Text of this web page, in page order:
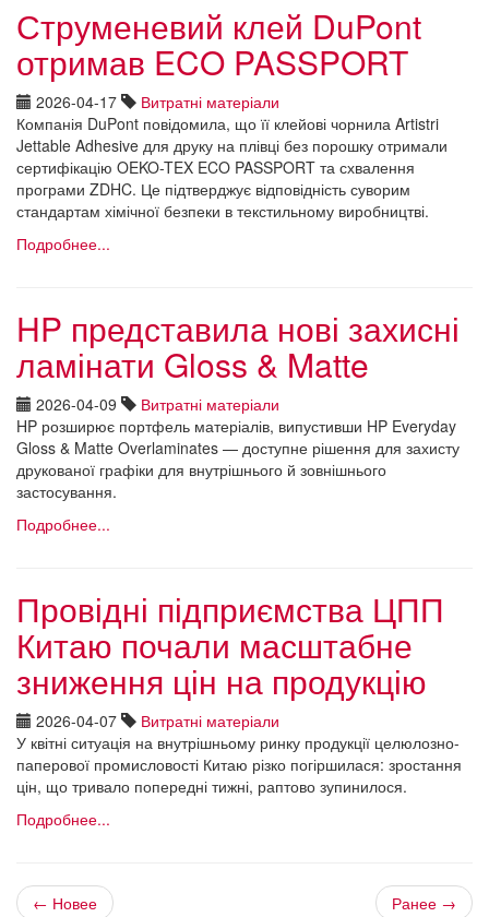
Струменевий клей DuPont
отримав ECO PASSPORT
2026-04-17
Витратні матеріали
Компанія DuPont повідомила, що її клейові чорнила Artistri
Jettable Adhesive для друку на плівці без порошку отримали
сертифікацію OEKO-TEX ECO PASSPORT та схвалення
програми ZDHC. Це підтверджує відповідність суворим
стандартам хімічної безпеки в текстильному виробництві.
Подробнее...
HP представила нові захисні
ламінати Gloss & Matte
2026-04-09
Витратні матеріали
HP розширює портфель матеріалів, випустивши HP Everyday
Gloss & Matte Overlaminates — доступне рішення для захисту
друкованої графіки для внутрішнього й зовнішнього
застосування.
Подробнее...
Провідні підприємства ЦПП
Китаю почали масштабне
зниження цін на продукцію
2026-04-07
Витратні матеріали
У квітні ситуація на внутрішньому ринку продукції целюлозно-
паперової промисловості Китаю різко погіршилася: зростання
цін, що тривало попередні тижні, раптово зупинилося.
Подробнее...
← Новее Ранее →